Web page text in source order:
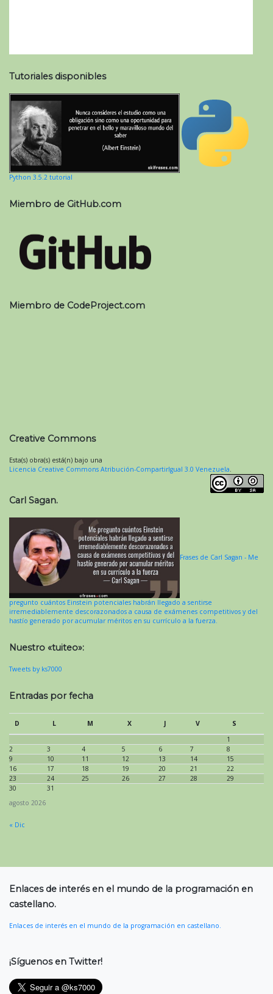
Tutoriales disponibles
Python 3.5.2 tutorial
Miembro de GitHub.com
Miembro de CodeProject.com
Creative Commons
Esta(s) obra(s) está(n) bajo una
Licencia Creative Commons Atribución-CompartirIgual 3.0 Venezuela.
Carl Sagan.
Frases de Carl Sagan - Me
pregunto cuántos Einstein potenciales habrán llegado a sentirse
irremediablemente descorazonados a causa de exámenes competitivos y del
hastío generado por acumular méritos en su currículo a la fuerza.
Nuestro «tuiteo»:
Tweets by ks7000
Entradas por fecha
agosto 2026
D L M X J V
S
1
2
3 4 5 6 7
8
9
10 11 12 13 14
15
16
17 18 19 20 21
22
23
24 25 26 27 28
29
30
31
« Dic
Enlaces de interés en el mundo de la programación en
castellano.
Enlaces de interés en el mundo de la programación en castellano.
¡Síguenos en Twitter!